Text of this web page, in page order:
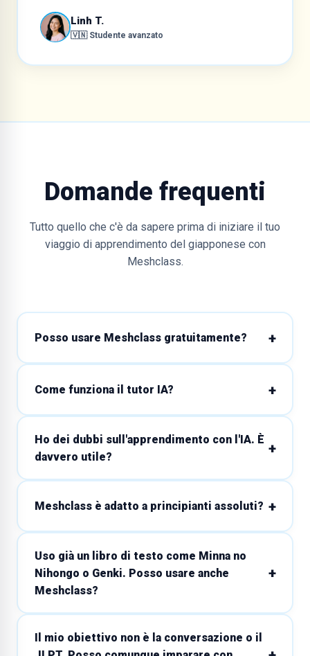
Linh T.
🇻🇳 Studente avanzato
Domande frequenti
Tutto quello che c'è da sapere prima di iniziare il tuo
viaggio di apprendimento del giapponese con
Meshclass.
Posso usare Meshclass gratuitamente?
Come funziona il tutor IA?
Ho dei dubbi sull'apprendimento con l'IA. È
davvero utile?
Meshclass è adatto a principianti assoluti?
Uso già un libro di testo come Minna no
Nihongo o Genki. Posso usare anche
Meshclass?
Il mio obiettivo non è la conversazione o il